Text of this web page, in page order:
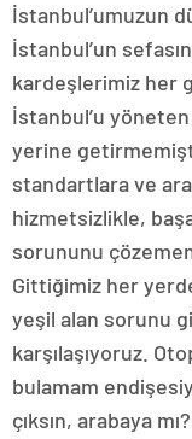
İstanbul’umuzun
İstanbul’un
kardeşlerimiz her
İstanbul’u
yerine
standartlara ve
hizmetsizlikle,
sorununu
Gittiğimiz her
yeşil alan sorunu
karşılaşıyoruz.
bulamam
çıksın, arabaya